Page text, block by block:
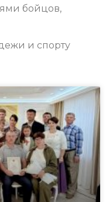
бойцов,
и спорту